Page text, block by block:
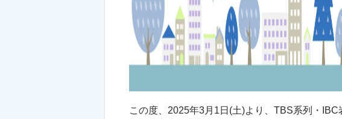
この度、2025年3月1日(土)より、TBS系列・